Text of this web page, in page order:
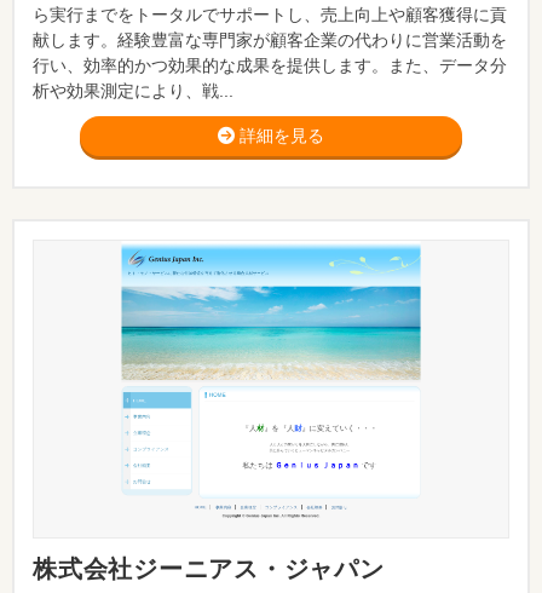
ら実行までをトータルでサポートし、売上向上や顧客獲得に貢
献します。経験豊富な専門家が顧客企業の代わりに営業活動を
行い、効率的かつ効果的な成果を提供します。また、データ分
析や効果測定により、戦...
詳細を見る
株式会社ジーニアス・ジャパン